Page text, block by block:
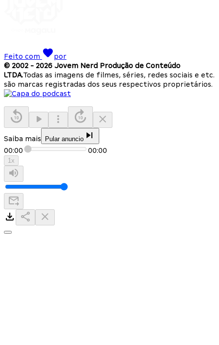
Feito com
por
© 2002 - 2026 Jovem Nerd Produção de Conteúdo
LTDA.Todas as imagens de filmes, séries, redes sociais e etc.
são marcas registradas dos seus respectivos proprietários.
Saiba mais Pular anuncio
00:00 00:00
1x